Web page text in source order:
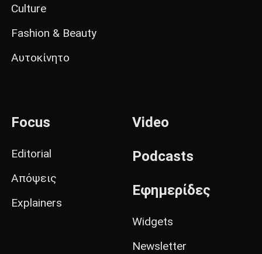
Culture
Fashion & Beauty
Αυτοκίνητο
Focus
Editorial
Απόψεις
Explainers
Video
Podcasts
Εφημερίδες
Widgets
Newsletter